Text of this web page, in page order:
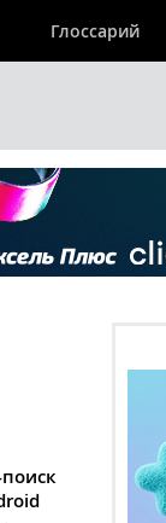
Глоссарий